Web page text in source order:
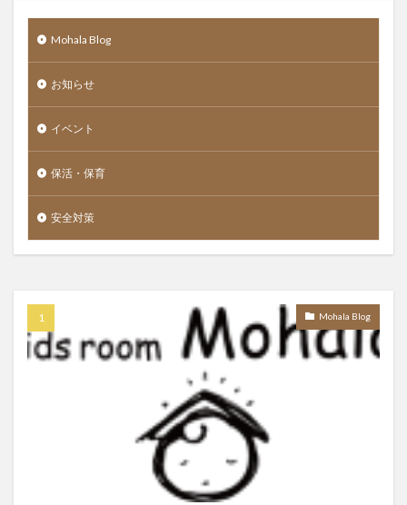
Mohala Blog
お知らせ
イベント
保活・保育
安全対策
Mohala Blog